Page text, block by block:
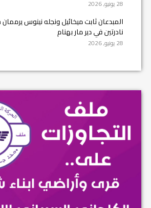
28 يونيو, 2026
المبدعان ثابت ميخائيل ونجله نينوس يرممان
نادرتين في دير مار بهنام
28 يونيو, 2026